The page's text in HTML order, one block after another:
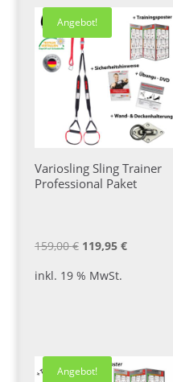
Angebot!
Variosling Sling Trainer
Professional Paket
159,00€ Ursprünglicher
119,95 €Aktueller
inkl. 19 % MwSt.
Angebot!